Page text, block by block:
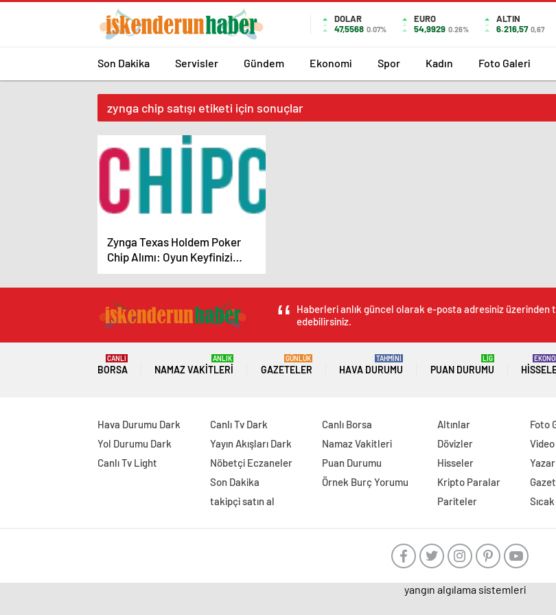
DOLAR
47,5568 0.07%
EURO
54,9929 0.26%
ALTIN
6.216,57 0,67
Son Dakika Servisler Gündem Ekonomi Spor Kadın Foto Galeri
zynga chip satışı etiketi için sonuçlar
Zynga Texas Holdem Poker
Chip Alımı: Oyun Keyfinizi
Artırın
Haberleri anlık güncel olarak e-posta adresiniz üzerinden
edebilirsiniz.
BORSA
CANLI
NAMAZ VAKITLERI
ANLIK
GAZETELER
GÜNLÜK
HAVA DURUMU
TAHMİNİ
PUAN DURUMU
LİG
Hava Durumu Dark
Yol Durumu Dark
Canlı Tv Light
Canlı Tv Dark
Yayın Akışları Dark
Nöbetçi Eczaneler
Son Dakika
takipçi satın al
Canlı Borsa
Namaz Vakitleri
Puan Durumu
Örnek Burç Yorumu
Altınlar
Dövizler
Hisseler
Kripto Paralar
Pariteler
Foto
yangın algılama sistemleri